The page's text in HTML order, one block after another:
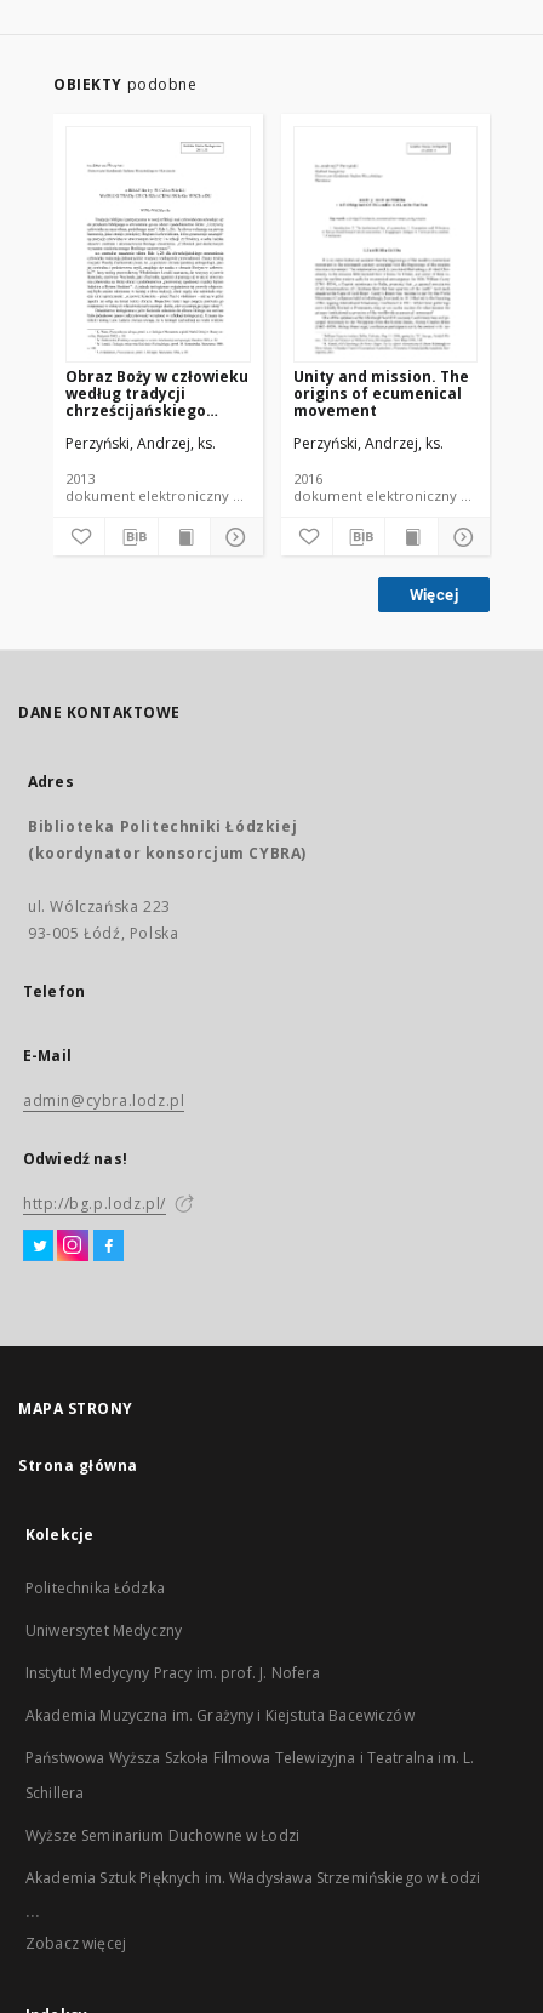
OBIEKTY podobne
Obraz Boży w człowieku
według tradycji
chrześcijańskiego
Perzyński, Andrzej, ks.
2013
dokument elektroniczny czasopismo
Unity and mission. The
origins of ecumenical
movement
Perzyński, Andrzej, ks.
2016
dokument elektroniczny czasopismo
Więcej
DANE KONTAKTOWE
Adres
Biblioteka Politechniki Łódzkiej
(koordynator konsorcjum CYBRA)
ul. Wólczańska 223
93-005 Łódź, Polska
Telefon
E-Mail
admin@cybra.lodz.pl
Odwiedź nas!
http://bg.p.lodz.pl/
MAPA STRONY
Strona główna
Kolekcje
Politechnika Łódzka
Uniwersytet Medyczny
Instytut Medycyny Pracy im. prof. J. Nofera
Akademia Muzyczna im. Grażyny i Kiejstuta Bacewiczów
Państwowa Wyższa Szkoła Filmowa Telewizyjna i Teatralna im. L.
Schillera
Wyższe Seminarium Duchowne w Łodzi
Akademia Sztuk Pięknych im. Władysława Strzemińskiego w Łodzi
...
Zobacz więcej